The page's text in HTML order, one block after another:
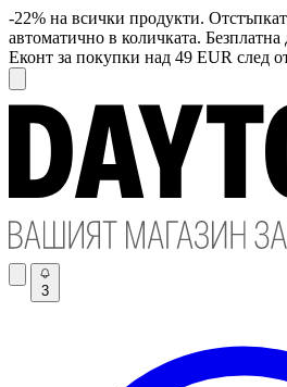
-22% на всички продукти.
автоматично в количката.
Еконт за покупки над 49 EUR след
3